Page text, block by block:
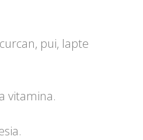
pui, lapte
vitamina.